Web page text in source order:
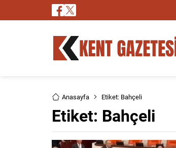
Anasayfa Etiket: Bahçeli
Etiket: Bahçeli